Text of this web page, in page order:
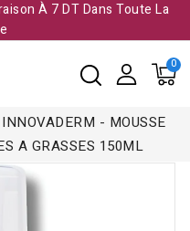
À 7 DT Dans Toute La
INNOVADERM - MOUSSE
A GRASSES 150ML